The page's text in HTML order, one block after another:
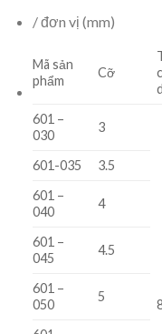
/ đơn vị (mm)
Mã sản
phẩm
Cỡ
601 –
030
3
601-035 3.5
601 –
040
4
601 –
045
4.5
601 –
050
5